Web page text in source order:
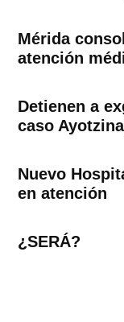
Mérida
atención
Detienen a
caso
Nuevo
en atención
¿SERÁ?